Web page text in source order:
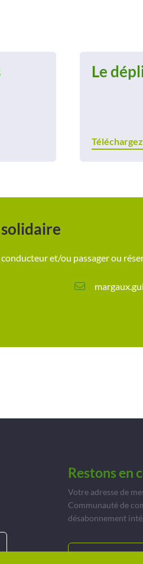
Le
et/ou passager ou
Restons en
Votre adresse de
Communauté de
désabonnement